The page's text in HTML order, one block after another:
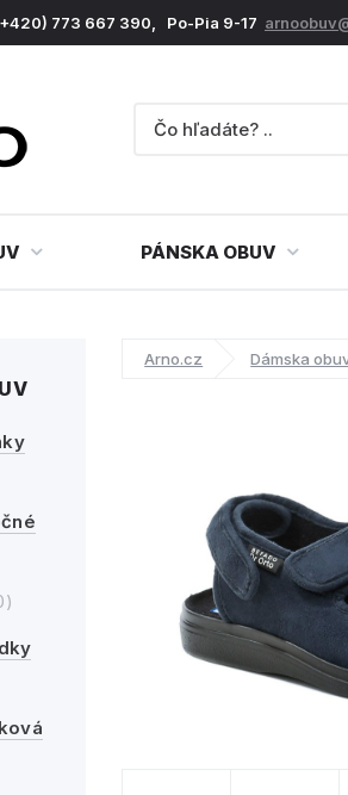
773 667 390, Po-Pia 9-17
PÁNSKA OBUV
Arno.cz Dámska